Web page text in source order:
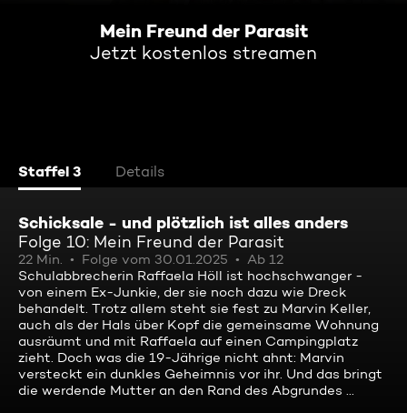
Mein Freund der Parasit
Jetzt kostenlos streamen
Staffel 3 Details
Schicksale - und plötzlich ist alles anders
Folge 10: Mein Freund der Parasit
22 Min. Folge vom 30.01.2025
Ab 12
Schulabbrecherin Raffaela Höll ist hochschwanger -
von einem Ex-Junkie, der sie noch dazu wie Dreck
behandelt. Trotz allem steht sie fest zu Marvin Keller,
auch als der Hals über Kopf die gemeinsame Wohnung
ausräumt und mit Raffaela auf einen Campingplatz
zieht. Doch was die 19-Jährige nicht ahnt: Marvin
versteckt ein dunkles Geheimnis vor ihr. Und das bringt
die werdende Mutter an den Rand des Abgrundes ...